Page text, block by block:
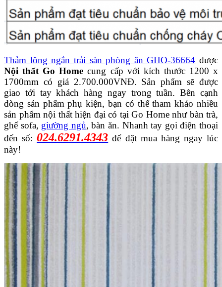
Thảm lông ngắn trải sàn phòng ăn GHO-36664 được
Nội thất Go Home cung cấp với kích thước 1200 x
1700mm có giá 2.700.000VNĐ. Sản phẩm sẽ được
giao tới tay khách hàng ngay trong tuần. Bên cạnh
dòng sản phẩm phụ kiện, bạn có thể tham khảo nhiều
sản phẩm nội thất hiện đại có tại Go Home như bàn trà,
ghế sofa, giường ngủ, bàn ăn. Nhanh tay gọi điện thoại
đến số:024.6291.4343 để đặt mua hàng ngay lúc
này!